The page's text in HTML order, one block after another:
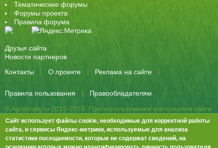
Тематические форумы
Форумы проекта
Правила форума
Друзья сайта
Новости партнеров
Контакты
О проекте Реклама на сайте
Правила пользования
Правообладателям
© Agrobook.ru 2013-2023. При использовании материалов сайта
активная ссылка на публикацию обязательна.
344000, Ростов-на-Дону, ул. Города Волос, д.6, 8 этаж, офис 803
Тел./факс: +7 (863) 282-83-13 e-mail:info@agrobook.ru
Сайт использует файлы cookie, необходимые для корректной работы
сайта, и сервисы Яндекс-метрики, используемые для анализа
статистики посещаемости, которые не содержат сведений, на